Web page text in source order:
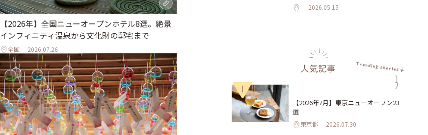
【2026年】全国ニューオープンホテル8選。絶景
インフィニティ温泉から文化財の邸宅まで
全国 2026.07.26
2026.05.15
人気記事
1
【2026年7月】東京ニューオープン23
選
東京都 2026.07.30